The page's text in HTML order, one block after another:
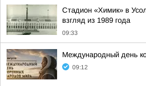
Стадион «Химик» в
взгляд из 1989 года
09:33
Международный день
09:12